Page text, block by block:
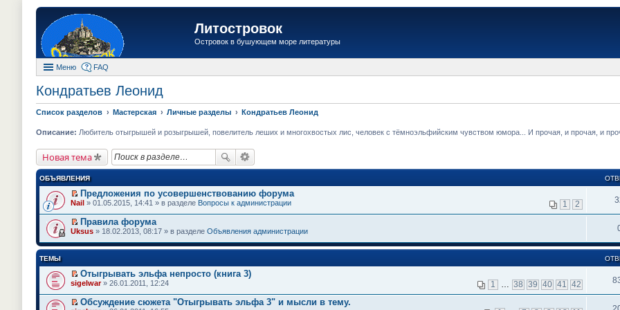
Литостровок
Островок в бушующем море литературы
Меню FAQ
Кондратьев Леонид
Список разделов Мастерская Личные разделы Кондратьев Леонид
Описание: Любитель отыгрышей и розыгрышей, повелитель леших и многохвостых лис, человек с тёмноэльфийским чувством юмора... И прочая, и прочая, и
Новая тема
ОБЪЯВЛЕНИЯ
П
р
е
й
т
и
п
е
р
о
м
Предложения по усовершенствованию форума
1 2
Nail » 01.05.2015, 14:41 » в разделе Вопросы к администрации
П
р
т
и
к
п
е
Правила форума
Uksus » 18.02.2013, 08:17 » в разделе Объявления администрации
ТЕМЫ
П
е
р
е
Отыгрывать эльфа непросто (книга 3)
1 38 39 40 41 42
sigelwar» 26.01.2011, 12:24
Обсуждение сюжета "Отыгрывать эльфа 3" и мысли в тему.